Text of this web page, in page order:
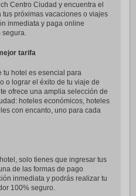
Centro Ciudad y encuentra el
próximas vacaciones o viajes
inmediata y paga online
segura.
tarifa
tu hotel es esencial para
o lograr el éxito de tu viaje de
ofrece una amplia selección de
hoteles económicos, hoteles
con encanto, uno para cada
solo tienes que ingresar tus
de las formas de pago
inmediata y podrás realizar tu
100% seguro.